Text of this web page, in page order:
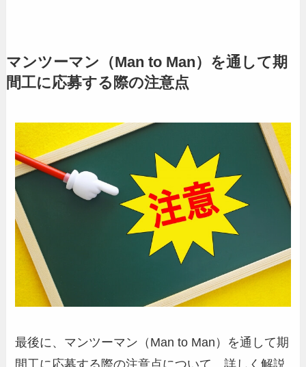
マンツーマン（Man to Man）を通して期
間工に応募する際の注意点
最後に、マンツーマン（Man to Man）を通して期
間工に応募する際の注意点について、詳しく解説